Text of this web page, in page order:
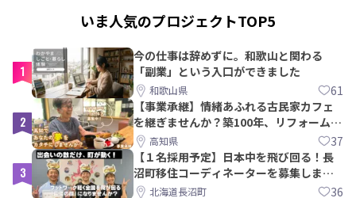
いま人気のプロジェクトTOP5
1
今の仕事は辞めずに。和歌山と関わる
「副業」という入口ができました
和歌山県 61
2
【事業承継】情緒あふれる古民家カフェ
を継ぎませんか？築100年、リフォームか
ら約10年！
高知県 37
3
【１名採用予定】日本中を飛び回る！長
沼町移住コーディネーターを募集しま
す！北海道長沼町 36